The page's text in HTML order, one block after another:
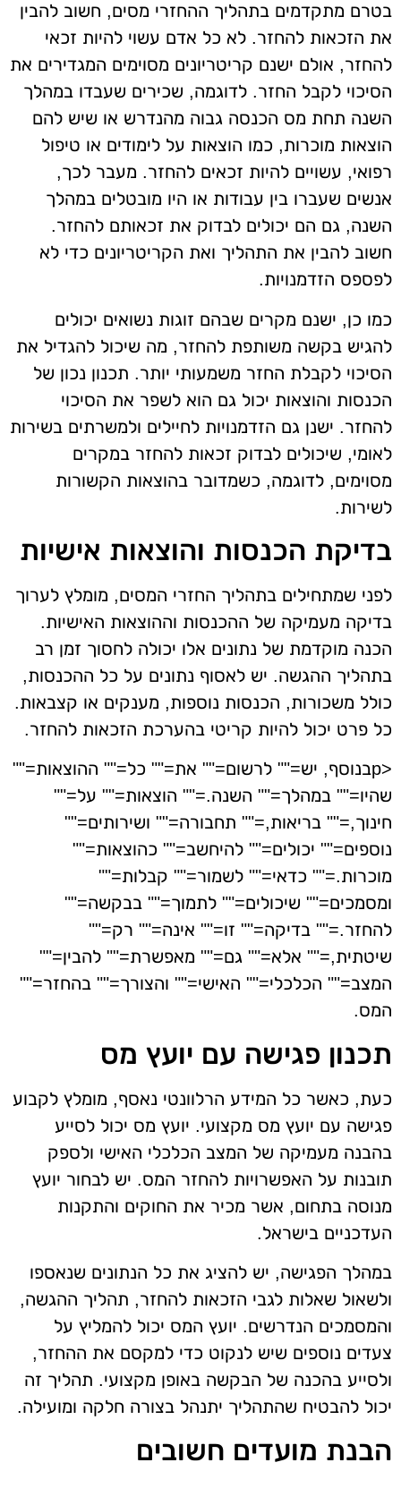
בטרם מתקדמים בתהליך ההחזרי מסים, חשוב להבין
את הזכאות להחזר. לא כל אדם עשוי להיות זכאי
להחזר, אולם ישנם קריטריונים מסוימים המגדירים את
הסיכוי לקבל החזר. לדוגמה, שכירים שעבדו במהלך
השנה תחת מס הכנסה גבוה מהנדרש או שיש להם
הוצאות מוכרות, כמו הוצאות על לימודים או טיפול
רפואי, עשויים להיות זכאים להחזר. מעבר לכך,
אנשים שעברו בין עבודות או היו מובטלים במהלך
השנה, גם הם יכולים לבדוק את זכאותם להחזר.
חשוב להבין את התהליך ואת הקריטריונים כדי לא
לפספס הזדמנויות.
כמו כן, ישנם מקרים שבהם זוגות נשואים יכולים
להגיש בקשה משותפת להחזר, מה שיכול להגדיל את
הסיכוי לקבלת החזר משמעותי יותר. תכנון נכון של
הכנסות והוצאות יכול גם הוא לשפר את הסיכוי
להחזר. ישנן גם הזדמנויות לחיילים ולמשרתים בשירות
לאומי, שיכולים לבדוק זכאות להחזר במקרים
מסוימים, לדוגמה, כשמדובר בהוצאות הקשורות
לשירות.
בדיקת הכנסות והוצאות אישיות
לפני שמתחילים בתהליך החזרי המסים, מומלץ לערוך
בדיקה מעמיקה של ההכנסות וההוצאות האישיות.
הכנה מוקדמת של נתונים אלו יכולה לחסוך זמן רב
בתהליך ההגשה. יש לאסוף נתונים על כל ההכנסות,
כולל משכורות, הכנסות נוספות, מענקים או קצבאות.
כל פרט יכול להיות קריטי בהערכת הזכאות להחזר.
<pבנוסף, יש="" לרשום="" את="" כל="" ההוצאות=""
שהיו="" במהלך="" השנה.="" הוצאות="" על=""
חינוך,="" בריאות,="" תחבורה="" ושירותים=""
נוספים="" יכולים="" להיחשב="" כהוצאות=""
מוכרות.="" כדאי="" לשמור="" קבלות=""
ומסמכים="" שיכולים="" לתמוך="" בבקשה=""
להחזר.="" בדיקה="" זו="" אינה="" רק=""
שיטתית,="" אלא="" גם="" מאפשרת="" להבין=""
המצב="" הכלכלי="" האישי="" והצורך="" בהחזר=""
המס.
תכנון פגישה עם יועץ מס
כעת, כאשר כל המידע הרלוונטי נאסף, מומלץ לקבוע
פגישה עם יועץ מס מקצועי. יועץ מס יכול לסייע
בהבנה מעמיקה של המצב הכלכלי האישי ולספק
תובנות על האפשרויות להחזר המס. יש לבחור יועץ
מנוסה בתחום, אשר מכיר את החוקים והתקנות
העדכניים בישראל.
במהלך הפגישה, יש להציג את כל הנתונים שנאספו
ולשאול שאלות לגבי הזכאות להחזר, תהליך ההגשה,
והמסמכים הנדרשים. יועץ המס יכול להמליץ על
צעדים נוספים שיש לנקוט כדי למקסם את ההחזר,
ולסייע בהכנה של הבקשה באופן מקצועי. תהליך זה
יכול להבטיח שהתהליך יתנהל בצורה חלקה ומועילה.
הבנת מועדים חשובים